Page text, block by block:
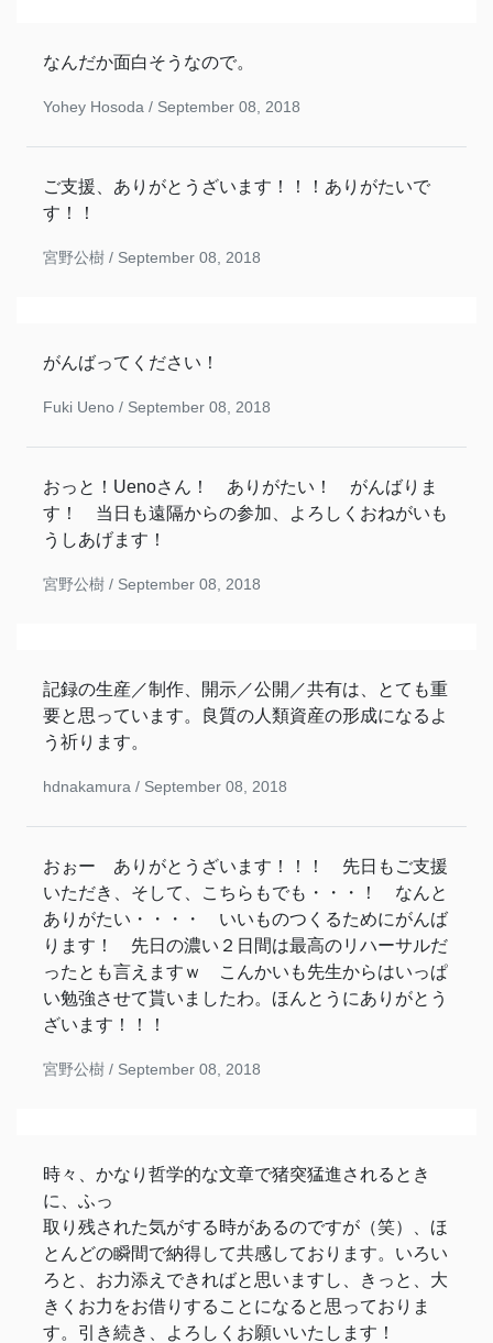
なんだか面白そうなので。
Yohey Hosoda / September 08, 2018
ご支援、ありがとうざいます！！！ありがたいで
す！！
宮野公樹 / September 08, 2018
がんばってください！
Fuki Ueno / September 08, 2018
おっと！Uenoさん！ ありがたい！ がんばりま
す！ 当日も遠隔からの参加、よろしくおねがいも
うしあげます！
宮野公樹 / September 08, 2018
記録の生産／制作、開示／公開／共有は、とても重
要と思っています。良質の人類資産の形成になるよ
う祈ります。
hdnakamura / September 08, 2018
おぉー ありがとうざいます！！！ 先日もご支援
いただき、そして、こちらもでも・・・！ なんと
ありがたい・・・・ いいものつくるためにがんば
ります！ 先日の濃い２日間は最高のリハーサルだ
ったとも言えますｗ こんかいも先生からはいっぱ
い勉強させて貰いましたわ。ほんとうにありがとう
ざいます！！！
宮野公樹 / September 08, 2018
時々、かなり哲学的な文章で猪突猛進されるとき
に、ふっ
取り残された気がする時があるのですが（笑）、ほ
とんどの瞬間で納得して共感しております。いろい
ろと、お力添えできればと思いますし、きっと、大
きくお力をお借りすることになると思っておりま
す。引き続き、よろしくお願いいたします！